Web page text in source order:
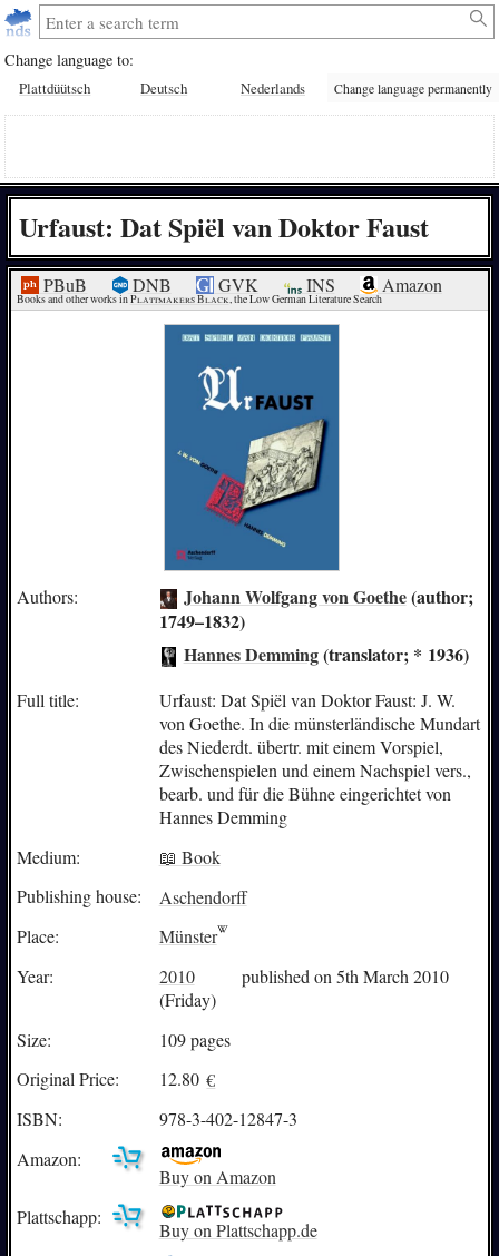
Change language to:
Plattdüütsch Deutsch Nederlands Change language permanently
Urfaust: Dat Spiël van Doktor Faust
PBuB DNB GVK INS Amazon
Books and other works in Plattmakers Black, the Low German Literature Search
Authors: Johann Wolfgang von Goethe(author;
1749–1832)
Hannes Demming(translator; * 1936)
Full title:
Urfaust: Dat Spiël van Doktor Faust: J. W.
von Goethe. In die münsterländische Mundart
des Niederdt. übertr. mit einem Vorspiel,
Zwischenspielen und einem Nachspiel vers.,
bearb. und für die Bühne eingerichtet von
Hannes Demming
Medium:
📖 Book
Publishing house:
Aschendorff
Place:
Münster
Year:
2010
published on 5th March 2010
(Friday)
Size:
109 pages
Original Price:
12.80 €
ISBN:
978-3-402-12847-3
Amazon:
Buy on Amazon
Plattschapp:
Buy on Plattschapp.de